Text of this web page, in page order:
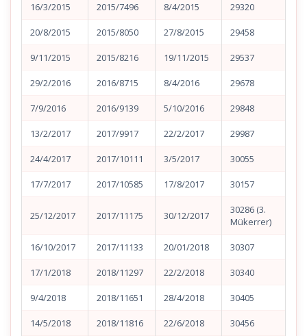
16/3/2015 2015/7496 8/4/2015 29320
20/8/2015 2015/8050 27/8/2015 29458
9/11/2015 2015/8216 19/11/2015 29537
29/2/2016 2016/8715 8/4/2016 29678
7/9/2016 2016/9139 5/10/2016 29848
13/2/2017 2017/9917 22/2/2017 29987
24/4/2017 2017/10111 3/5/2017 30055
17/7/2017 2017/10585 17/8/2017 30157
25/12/2017 2017/11175 30/12/2017
30286 (3.
Mükerrer)
16/10/2017 2017/11133 20/01/2018 30307
17/1/2018 2018/11297 22/2/2018 30340
9/4/2018 2018/11651 28/4/2018 30405
14/5/2018 2018/11816 22/6/2018 30456